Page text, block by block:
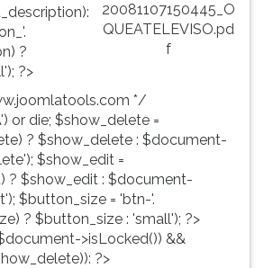
20081107150445_O
QUEATELEVISO.pd
f
?
?>
*/
or die; $show_delete =
? $show_delete : $document-
$show_edit =
? $show_edit : $document-
$button_size = 'btn-'.
? $button_size : 'small'); ?>
>isLocked()) &&
?>